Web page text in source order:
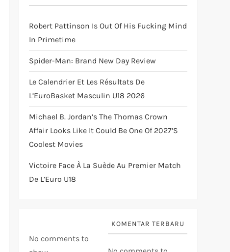
Robert Pattinson Is Out Of His Fucking Mind
In Primetime
Spider-Man: Brand New Day Review
Le Calendrier Et Les Résultats De
L’EuroBasket Masculin U18 2026
Michael B. Jordan’s The Thomas Crown
Affair Looks Like It Could Be One Of 2027’s
Coolest Movies
Victoire Face À La Suède Au Premier Match
De L’Euro U18
No comments to
KOMENTAR TERBARU